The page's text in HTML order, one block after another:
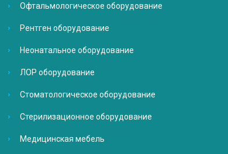
Офтальмологическое оборудование
Рентген оборудование
Неонатальное оборудование
ЛОР оборудование
Стоматологическое оборудование
Стерилизационное оборудование
Медицинская мебель